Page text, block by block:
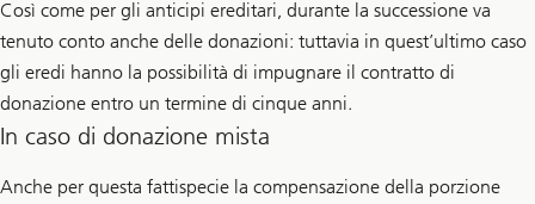
Così come per gli anticipi ereditari, durante la successione va
tenuto conto anche delle donazioni: tuttavia in quest’ultimo caso
gli eredi hanno la possibilità di impugnare il contratto di
donazione entro un termine di cinque anni.
In caso di donazione mista
Anche per questa fattispecie la compensazione della porzione